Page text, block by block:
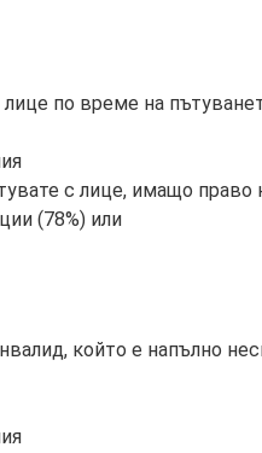
по време на
с лице, имащо право
(78%) или
който е напълно